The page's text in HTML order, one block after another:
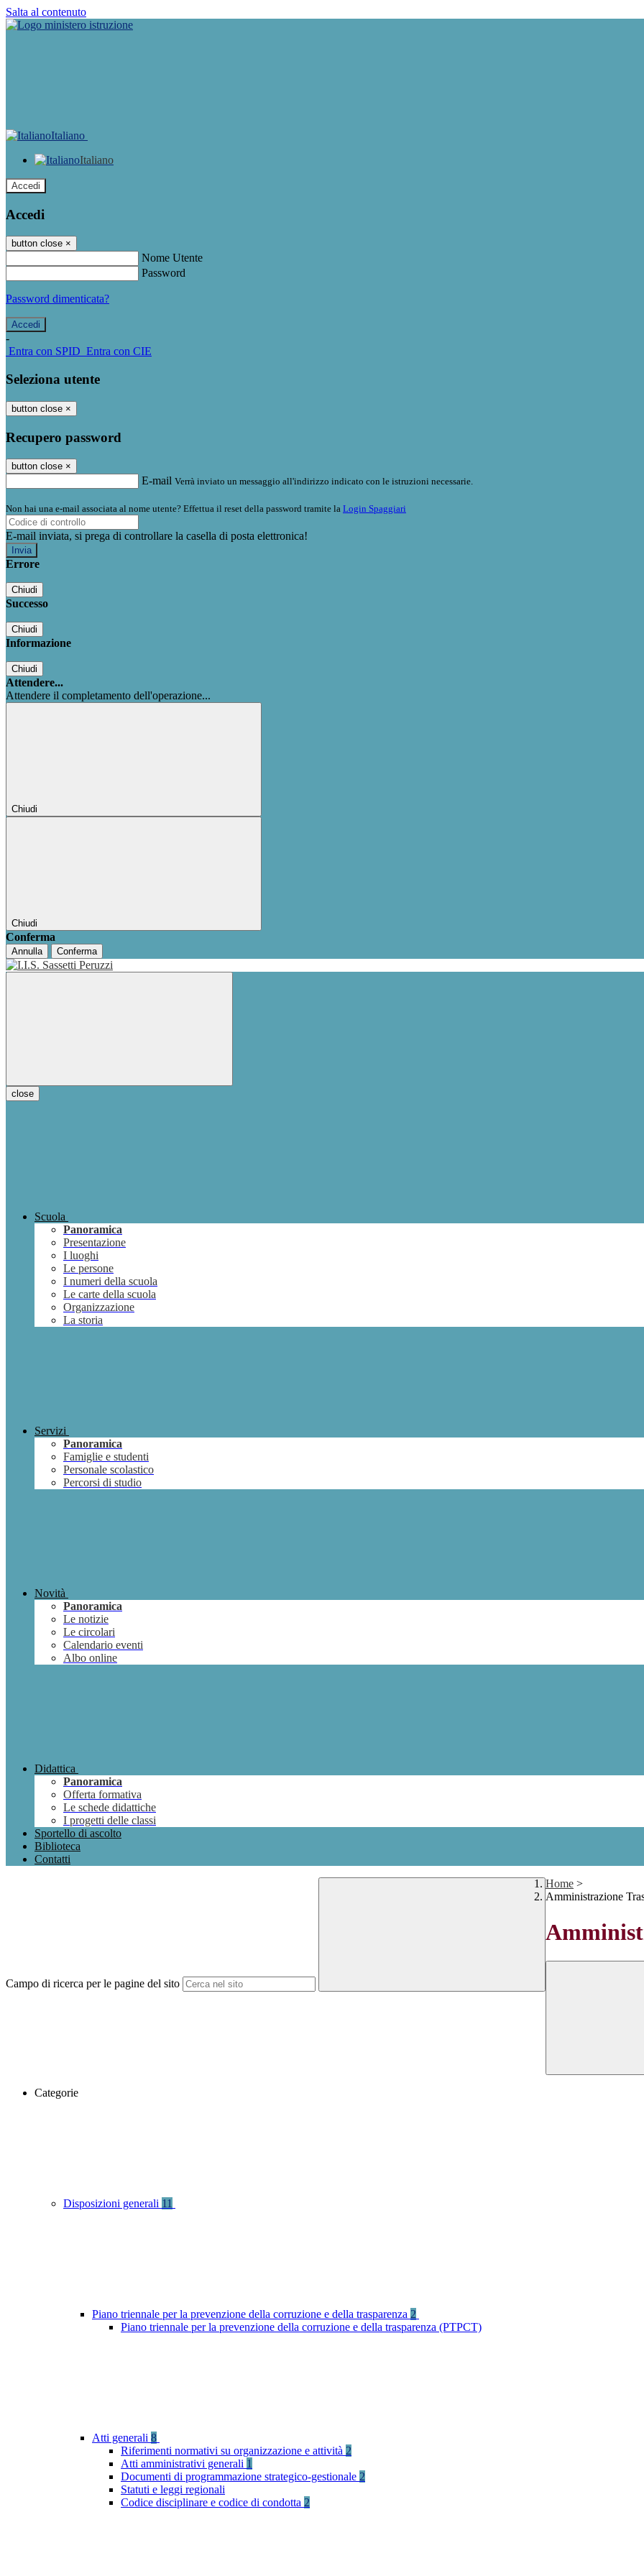
Salta al contenuto
Italiano
Italiano
Accedi
Accedi
button close ×
Nome Utente
Password
Password dimenticata?
-
Entra con SPID Entra con CIE
Seleziona utente
button close ×
Recupero password
button close ×
E-mail Verrà inviato un messaggio all'indirizzo indicato con le istruzioni necessarie.
Non hai una e-mail associata al nome utente? Effettua il reset della password tramite la Login Spaggiari
E-mail inviata, si prega di controllare la casella di posta elettronica!
Errore
Chiudi
Successo
Chiudi
Informazione
Chiudi
Attendere...
Attendere il completamento dell'operazione...
Chiudi
Chiudi
Conferma
Annulla Conferma
close
Scuola
Panoramica
Presentazione
I luoghi
Le persone
I numeri della scuola
Le carte della scuola
Organizzazione
La storia
Servizi
Panoramica
Famiglie e studenti
Personale scolastico
Percorsi di studio
Novità
Panoramica
Le notizie
Le circolari
Calendario eventi
Albo online
Didattica
Panoramica
Offerta formativa
Le schede didattiche
I progetti delle classi
Sportello di ascolto
Biblioteca
Contatti
Campo di ricerca per le pagine del sito
Home >
Amministrazione
Categorie
Disposizioni generali 11
Piano triennale per la prevenzione della corruzione e della trasparenza 2
Piano triennale per la prevenzione della corruzione e della trasparenza (PTPCT)
Atti generali 8
Riferimenti normativi su organizzazione e attività 2
Atti amministrativi generali 1
Documenti di programmazione strategico-gestionale 2
Statuti e leggi regionali
Codice disciplinare e codice di condotta 2